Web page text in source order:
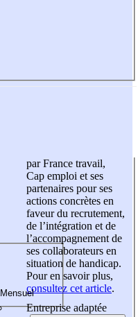
par France travail,
Cap emploi et ses
partenaires pour ses
actions concrètes en
faveur du recrutement,
de l’intégration et de
l’accompagnement de
ses collaborateurs en
situation de handicap.
Pour en savoir plus,
consultez cet article.
Entreprise adaptée